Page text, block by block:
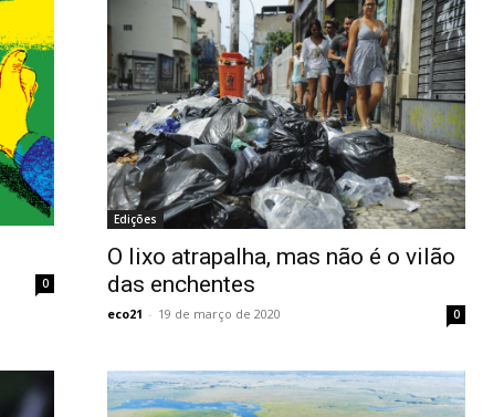
0
Edições
O lixo atrapalha, mas não é o vilão
das enchentes
eco21 - 19 de março de 2020 0